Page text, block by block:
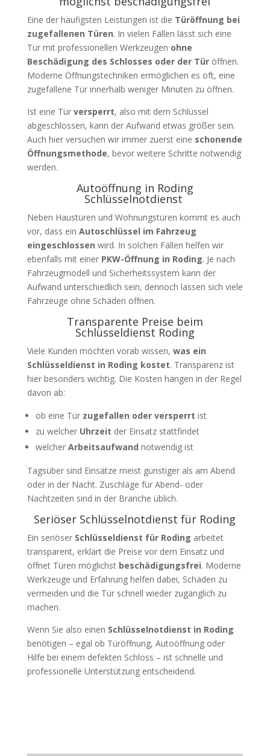
Eine der häufigsten Leistungen ist die Türöffnung bei
zugefallenen Türen. In vielen Fällen lässt sich eine
Tür mit professionellen Werkzeugen ohne
Beschädigung des Schlosses oder der Türöffnen.
Moderne Öffnungstechniken ermöglichen es oft, eine
zugefallene Tür innerhalb weniger Minuten zu öffnen.
Ist eine Tür versperrt, also mit dem Schlüssel
abgeschlossen, kann der Aufwand etwas größer sein.
Auch hier versuchen wir immer zuerst eine schonende
Öffnungsmethode, bevor weitere Schritte notwendig
werden.
Autoöffnung in Roding
Schlüsselnotdienst
Neben Haustüren und Wohnungstüren kommt es auch
vor, dass ein Autoschlüssel im Fahrzeug
eingeschlossen wird. In solchen Fällen helfen wir
ebenfalls mit einer PKW-Öffnung in Roding. Je nach
Fahrzeugmodell und Sicherheitssystem kann der
Aufwand unterschiedlich sein, dennoch lassen sich viele
Fahrzeuge ohne Schäden öffnen.
Transparente Preise beim
Schlüsseldienst Roding
Viele Kunden möchten vorab wissen, was ein
Schlüsseldienst in Roding kostet. Transparenz ist
hier besonders wichtig. Die Kosten hängen in der Regel
davon ab:
ob eine Tür zugefallen oder versperrt ist
zu welcher Uhrzeit der Einsatz stattfindet
welcher Arbeitsaufwand notwendig ist
Tagsüber sind Einsätze meist günstiger als am Abend
oder in der Nacht. Zuschläge für Abend- oder
Nachtzeiten sind in der Branche üblich.
Seriöser Schlüsselnotdienst für Roding
Ein seriöser Schlüsseldienst für Roding arbeitet
transparent, erklärt die Preise vor dem Einsatz und
öffnet Türen möglichst beschädigungsfrei. Moderne
Werkzeuge und Erfahrung helfen dabei, Schäden zu
vermeiden und die Tür schnell wieder zugänglich zu
machen.
Wenn Sie also einen Schlüsselnotdienst in Roding
benötigen – egal ob Türöffnung, Autoöffnung oder
Hilfe bei einem defekten Schloss – ist schnelle und
professionelle Unterstützung entscheidend.